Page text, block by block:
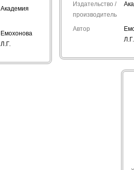
Академия
Емохонова
Л.Г.
Издательство /
производитель
Автор
Л.Г.